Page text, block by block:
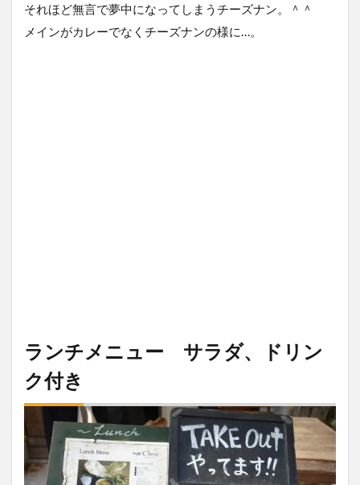
それほど無言で夢中になってしまうチーズナン。＾＾
メインがカレーでなくチーズナンの様に…。
ランチメニュー サラダ、ドリン
ク付き